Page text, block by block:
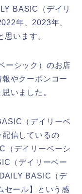
BASIC（デイリ
年、2023年、
います。
ーシック）のお店
やクーポンコー
いました。
（デイリーベ
信しているの
（デイリーベーシ
（デイリーベー
BASIC（デ
セール】という感